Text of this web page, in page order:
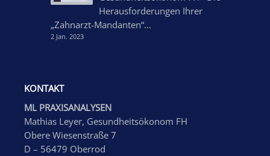
Herausforderungen Ihrer
„Zahnarzt-Mandanten“…
2 Jan. 2023
KONTAKT
ML PRAXISANALYSEN
Mathias Leyer, Gesundheitsökonom FH
Obere Wiesenstraße 7
D – 56479 Oberrod